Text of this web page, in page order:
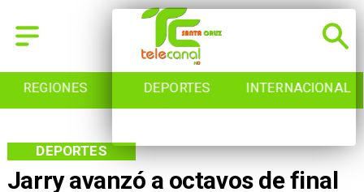
DEPORTES INTERNACIONAL INICIO
Jarry avanzó a octavos de final
DEPORTES